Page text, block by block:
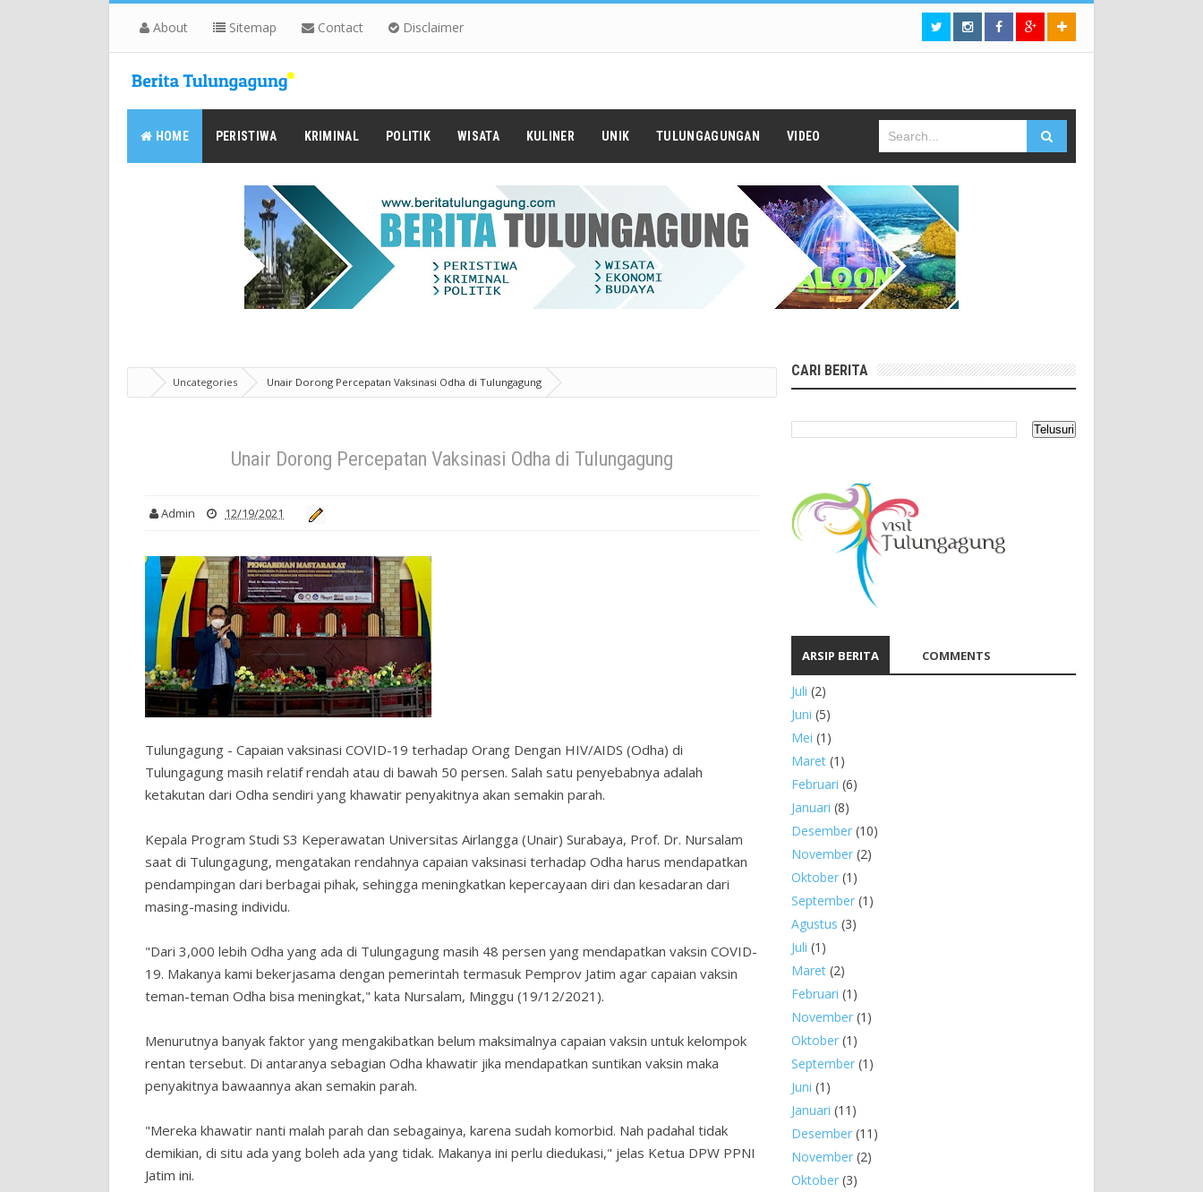
About Sitemap Contact Disclaimer
HOME PERISTIWA KRIMINAL POLITIK WISATA KULINER UNIK TULUNGAGUNGAN VIDEO
Uncategories Unair Dorong Percepatan Vaksinasi Odha di Tulungagung
Unair Dorong Percepatan Vaksinasi Odha di Tulungagung
Admin 12/19/2021
Tulungagung - Capaian vaksinasi COVID-19 terhadap Orang Dengan HIV/AIDS (Odha) di
Tulungagung masih relatif rendah atau di bawah 50 persen. Salah satu penyebabnya adalah
ketakutan dari Odha sendiri yang khawatir penyakitnya akan semakin parah.
Kepala Program Studi S3 Keperawatan Universitas Airlangga (Unair) Surabaya, Prof. Dr. Nursalam
saat di Tulungagung, mengatakan rendahnya capaian vaksinasi terhadap Odha harus mendapatkan
pendampingan dari berbagai pihak, sehingga meningkatkan kepercayaan diri dan kesadaran dari
masing-masing individu.
"Dari 3,000 lebih Odha yang ada di Tulungagung masih 48 persen yang mendapatkan vaksin COVID-
19. Makanya kami bekerjasama dengan pemerintah termasuk Pemprov Jatim agar capaian vaksin
teman-teman Odha bisa meningkat," kata Nursalam, Minggu (19/12/2021).
Menurutnya banyak faktor yang mengakibatkan belum maksimalnya capaian vaksin untuk kelompok
rentan tersebut. Di antaranya sebagian Odha khawatir jika mendapatkan suntikan vaksin maka
penyakitnya bawaannya akan semakin parah.
"Mereka khawatir nanti malah parah dan sebagainya, karena sudah komorbid. Nah padahal tidak
demikian, di situ ada yang boleh ada yang tidak. Makanya ini perlu diedukasi," jelas Ketua DPW PPNI
Jatim ini.
CARI BERITA
ARSIP BERITA COMMENTS
Juli (2)
Juni (5)
Mei (1)
Maret (1)
Februari (6)
Januari (8)
Desember (10)
November (2)
Oktober (1)
September (1)
Agustus (3)
Juli (1)
Maret (2)
Februari (1)
November (1)
Oktober (1)
September (1)
Juni (1)
Januari (11)
Desember (11)
November (2)
Oktober (3)